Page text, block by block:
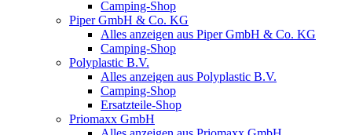
Camping-Shop
Piper GmbH & Co. KG
Alles anzeigen aus Piper GmbH & Co. KG
Camping-Shop
Polyplastic B.V.
Alles anzeigen aus Polyplastic B.V.
Camping-Shop
Ersatzteile-Shop
Priomaxx GmbH